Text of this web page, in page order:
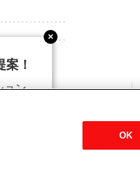
PMZ-ERMP40SFEZ
！
ョン
OK